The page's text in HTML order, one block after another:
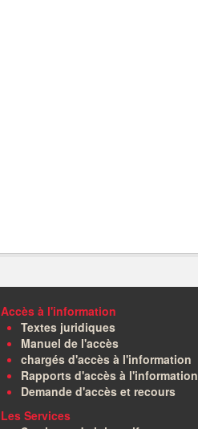
Accès à l'information
Textes juridiques
Manuel de l'accès
chargés d'accès à l'information
Rapports d'accès à l'information
Demande d'accès et recours
Les Services